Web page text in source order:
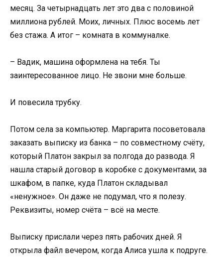
месяц. За четырнадцать лет это два с половиной
миллиона рублей. Моих, личных. Плюс восемь лет
без стажа. А итог – комната в коммуналке.
– Вадик, машина оформлена на тебя. Ты
заинтересованное лицо. Не звони мне больше.
И повесила трубку.
Потом села за компьютер. Маргарита посоветовала
заказать выписку из банка – по совместному счёту,
который Платон закрыл за полгода до развода. Я
нашла старый договор в коробке с документами, за
шкафом, в папке, куда Платон складывал
«ненужное». Он даже не подумал, что я полезу.
Реквизиты, номер счёта – всё на месте.
Выписку прислали через пять рабочих дней. Я
открыла файл вечером, когда Алиса ушла к подруге.